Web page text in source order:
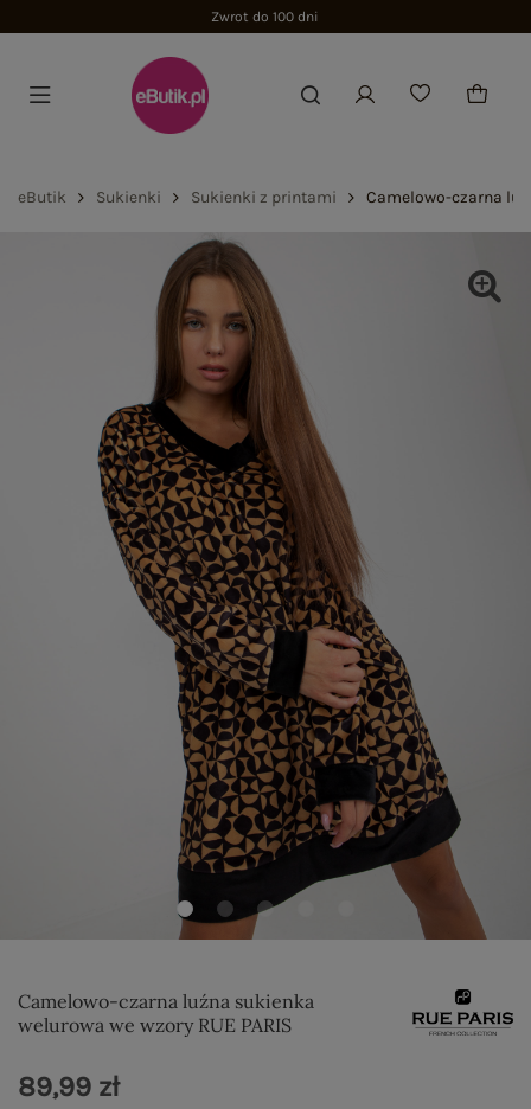
Zwrot do 100 dni
eButik Sukienki Sukienki z printami Camelowo-czarna
Camelowo-czarna luźna sukienka
welurowa we wzory RUE PARIS
89,99 zł